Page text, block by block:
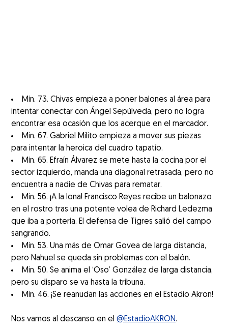
Min. 73. Chivas empieza a poner balones al área para
intentar conectar con Ángel Sepúlveda, pero no logra
encontrar esa ocasión que los acerque en el marcador.
Min. 67. Gabriel Milito empieza a mover sus piezas
para intentar la heroica del cuadro tapatío.
Min. 65. Efraín Álvarez se mete hasta la cocina por el
sector izquierdo, manda una diagonal retrasada, pero no
encuentra a nadie de Chivas para rematar.
Min. 56. ¡A la lona! Francisco Reyes recibe un balonazo
en el rostro tras una potente volea de Richard Ledezma
que iba a portería. El defensa de Tigres salió del campo
sangrando.
Min. 53. Una más de Omar Govea de larga distancia,
pero Nahuel se queda sin problemas con el balón.
Min. 50. Se anima el ‘Oso’ González de larga distancia,
pero su disparo se va hasta la tribuna.
Min. 46. ¡Se reanudan las acciones en el Estadio Akron!
Nos vamos al descanso en el@EstadioAKRON.